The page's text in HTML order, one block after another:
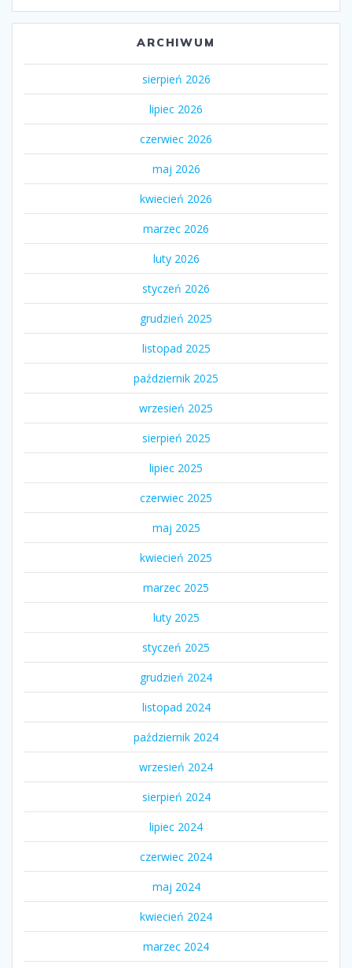
ARCHIWUM
sierpień 2026
lipiec 2026
czerwiec 2026
maj 2026
kwiecień 2026
marzec 2026
luty 2026
styczeń 2026
grudzień 2025
listopad 2025
październik 2025
wrzesień 2025
sierpień 2025
lipiec 2025
czerwiec 2025
maj 2025
kwiecień 2025
marzec 2025
luty 2025
styczeń 2025
grudzień 2024
listopad 2024
październik 2024
wrzesień 2024
sierpień 2024
lipiec 2024
czerwiec 2024
maj 2024
kwiecień 2024
marzec 2024